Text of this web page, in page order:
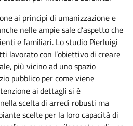
ai principi di umanizzazione e
nelle ampie sale d’aspetto che
e familiari. Lo studio Pierluigi
lavorato con l’obiettivo di creare
più vicino ad uno spazio
pubblico per come viene
ai dettagli si è
scelta di arredi robusti ma
scelte per la loro capacità di